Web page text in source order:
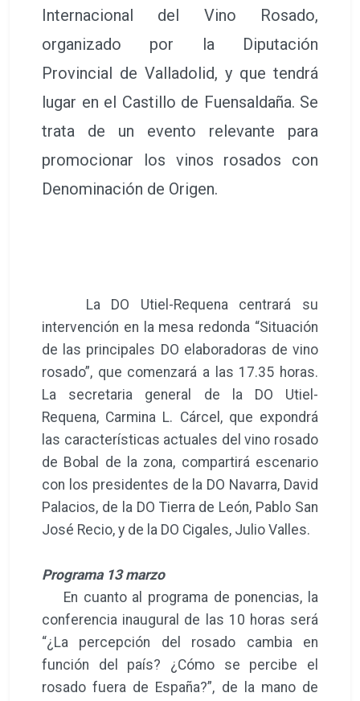
Internacional del Vino Rosado,
organizado por la Diputación
Provincial de Valladolid, y que tendrá
lugar en el Castillo de Fuensaldaña. Se
trata de un evento relevante para
promocionar los vinos rosados con
Denominación de Origen.
La DO Utiel-Requena centrará su
intervención en la mesa redonda “Situación
de las principales DO elaboradoras de vino
rosado”, que comenzará a las 17.35 horas.
La secretaria general de la DO Utiel-
Requena, Carmina L. Cárcel, que expondrá
las características actuales del vino rosado
de Bobal de la zona, compartirá escenario
con los presidentes de la DO Navarra, David
Palacios, de la DO Tierra de León, Pablo San
José Recio, y de la DO Cigales, Julio Valles.
Programa 13 marzo
En cuanto al programa de ponencias, la
conferencia inaugural de las 10 horas será
“¿La percepción del rosado cambia en
función del país? ¿Cómo se percibe el
rosado fuera de España?”, de la mano de